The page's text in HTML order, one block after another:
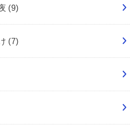
(9)
(7)